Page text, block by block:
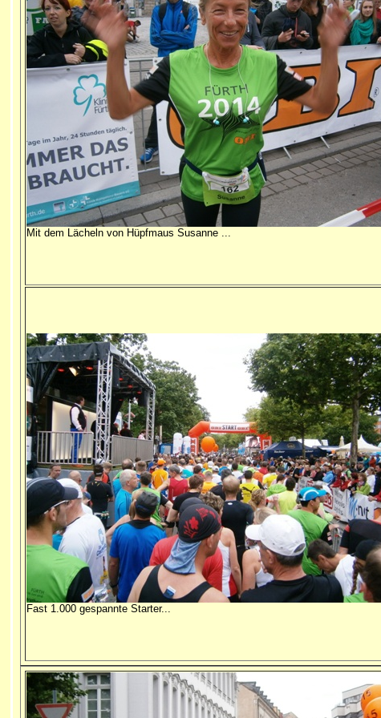
Mit dem Lächeln von Hüpfmaus Susanne ...
Fast 1.000 gespannte Starter...